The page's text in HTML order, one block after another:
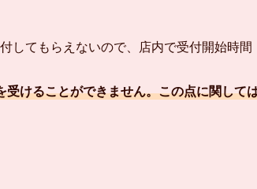
してもらえないので、店内で受付開始時間
けることができません。この点に関して